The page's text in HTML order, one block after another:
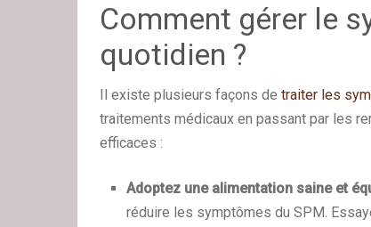
Comment gérer le
quotidien ?
Il existe plusieurs façons de traiter les
traitements médicaux en passant par les
efficaces :
Adoptez une alimentation saine et
réduire les symptômes du SPM.